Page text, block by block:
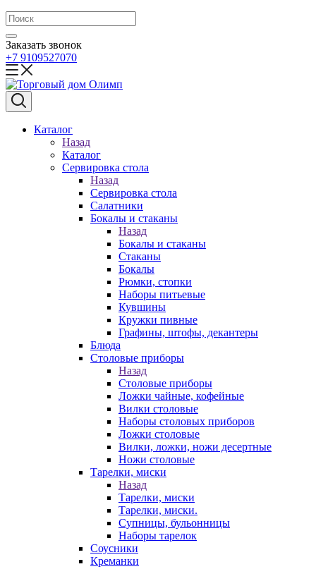
Заказать звонок
+7 9109527070
Каталог
Назад
Каталог
Сервировка стола
Назад
Сервировка стола
Салатники
Бокалы и стаканы
Назад
Бокалы и стаканы
Стаканы
Бокалы
Рюмки, стопки
Наборы питьевые
Кувшины
Кружки пивные
Графины, штофы, декантеры
Блюда
Столовые приборы
Назад
Столовые приборы
Ложки чайные, кофейные
Вилки столовые
Наборы столовых приборов
Ложки столовые
Вилки, ложки, ножи десертные
Ножи столовые
Тарелки, миски
Назад
Тарелки, миски
Тарелки, миски.
Супницы, бульонницы
Наборы тарелок
Соусники
Креманки